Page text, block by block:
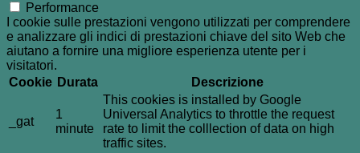
Performance
I cookie sulle prestazioni vengono utilizzati per comprendere
e analizzare gli indici di prestazioni chiave del sito Web che
aiutano a fornire una migliore esperienza utente per i
visitatori.
Cookie Durata Descrizione
_gat
1
minute
This cookies is installed by Google
Universal Analytics to throttle the request
rate to limit the colllection of data on high
traffic sites.